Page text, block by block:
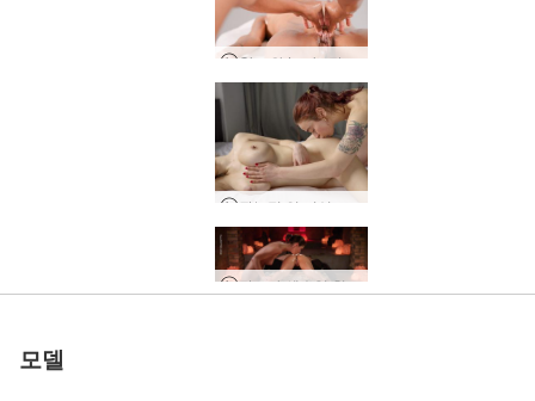
Clau와 Leela 탄트라 마사지
탄트라 섹슈얼 힐링 마사지
임상 에로틱 마사지
안나 L 여성 히스테리 치료
비명을 지르는 오르가즘 마사지
남근 놀리는 마사지
미술 에로틱 마사지
성적 탐색 마사지
관능적 인 섹스 마사지
모델